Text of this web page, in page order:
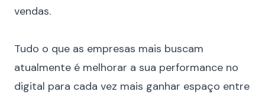
vendas.
Tudo o que as empresas mais buscam
atualmente é melhorar a sua performance no
digital para cada vez mais ganhar espaço entre